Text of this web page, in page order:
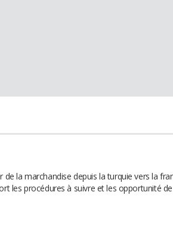
de la marchandise depuis la turquie vers la
les procédures à suivre et les opportunité